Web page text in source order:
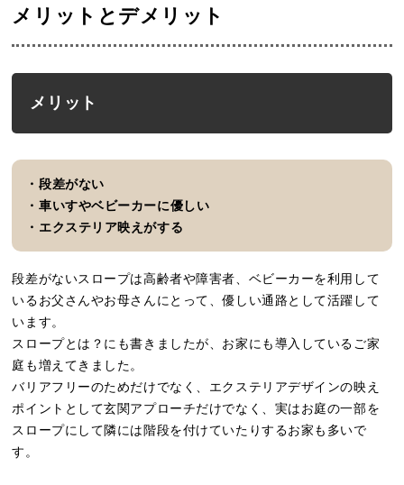
メリットとデメリット
メリット
・段差がない
・車いすやベビーカーに優しい
・エクステリア映えがする
段差がないスロープは高齢者や障害者、ベビーカーを利用して
いるお父さんやお母さんにとって、優しい通路として活躍して
います。
スロープとは？にも書きましたが、お家にも導入しているご家
庭も増えてきました。
バリアフリーのためだけでなく、エクステリアデザインの映え
ポイントとして玄関アプローチだけでなく、実はお庭の一部を
スロープにして隣には階段を付けていたりするお家も多いで
す。